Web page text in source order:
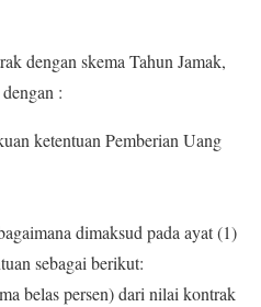
dengan skema Tahun Jamak,
:
ketentuan Pemberian Uang
dimaksud pada ayat (1)
sebagai berikut:
belas persen) dari nilai kontrak